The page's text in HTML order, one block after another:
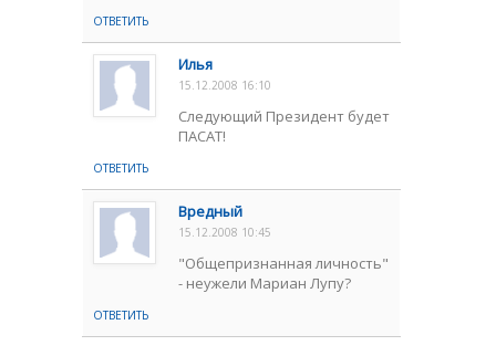
ОТВЕТИТЬ
Илья
15.12.2008 16:10
Следующий Президент будет
ПАСАТ!
ОТВЕТИТЬ
Вредный
15.12.2008 10:45
"Общепризнанная личность"
- неужели Мариан Лупу?
ОТВЕТИТЬ